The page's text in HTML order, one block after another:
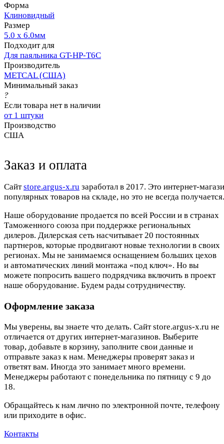
Форма
Клиновидный
Размер
5.0 x 6.0мм
Подходит для
Для паяльника GT-HP-T6С
Производитель
METCAL (США)
Минимальный заказ
?
Если товара нет в наличии
от 1 штуки
Производство
США
Заказ и оплата
Cайтstore.argus-x.ru заработал в 2017. Это интернет-
популярных товаров на складе, но это не всегда
Наше оборудование продается по всей России и в странах
Таможенного союза при поддержке региональных
дилеров. Дилерская сеть насчитывает 20 постоянных
партнеров, которые продвигают новые технологии в своих
регионах. Мы не занимаемся оснащением больших цехов
и автоматических линий монтажа «под ключ». Но вы
можете попросить вашего подрядчика включить в проект
наше оборудование. Будем рады сотрудничеству.
Оформление заказа
Мы уверены, вы знаете что делать. Сайт store.argus-x.ru не
отличается от других интернет-магазинов. Выберите
товар, добавьте в корзину, заполните свои данные и
отправьте заказ к нам. Менеджеры проверят заказ и
ответят вам. Иногда это занимает много времени.
Менеджеры работают с понедельника по пятницу с 9 до
18.
Обращайтесь к нам лично по электронной почте, телефону
или приходите в офис.
Контакты